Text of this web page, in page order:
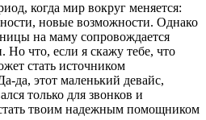
когда мир вокруг меняется:
новые возможности. Однако
на маму сопровождается
что, если я скажу тебе, что
стать источником
да, этот маленький девайс,
только для звонков и
твоим надежным помощником